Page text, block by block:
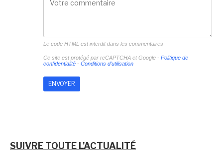
Le code HTML est interdit dans les commentaires
Ce site est protégé par reCAPTCHA et Google - Politique de
confidentialité- Conditions d'utilisation
SUIVRE TOUTE L'ACTUALITÉ